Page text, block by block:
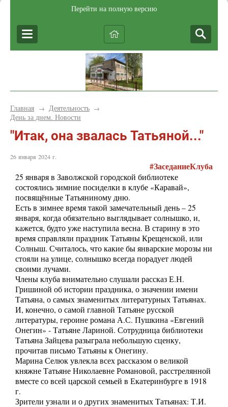
Перейти на полную версию
Главная → Деятельность →
День за днем. Новости
"Итак, она звалась Татьяной..."
26 января 2024 г.
#ЗаседаниеКлуба
25 января в Заволжской городской библиотеке
состоялись зимние посиделки в клубе «Каравай»,
посвящённые Татьяниному дню.
Есть в зимнее время такой замечательный день – 25
января, когда обязательно выглядывает солнышко, и,
кажется, будто уже наступила весна. В старину в это
время справляли праздник Татьяны Крещенской, или
Солныш. Считалось, что какие бы январские морозы ни
стояли на улице, солнышко всегда порадует людей
своими лучами.
Члены клуба внимательно слушали рассказ Е.Н.
Гришиной об истории праздника, о значении имени
Татьяна, о самых знаменитых литературных Татьянах.
И, конечно, о самой главной Татьяне русской
литературы, героине романа А.С. Пушкина «Евгений
Онегин» - Татьяне Лариной. Сотрудница библиотеки
Татьяна Зайцева разыграла небольшую сценку,
прочитав письмо Татьяны к Онегину.
Марина Селюк увлекла всех рассказом о великой
княжне Татьяне Николаевне Романовой, расстрелянной
вместе со всей царской семьей в Екатеринбурге в 1918
г.
Зрители узнали и о других знаменитых Татьянах: Т.И.